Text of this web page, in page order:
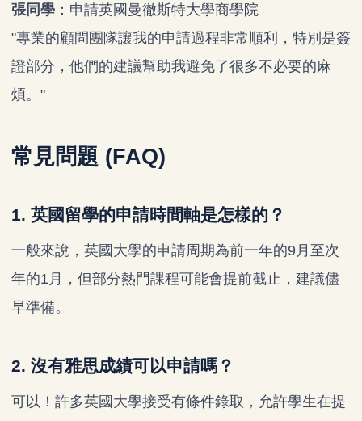
張同學 ：申請英國曼徹斯特大學商學院
"專業的顧問團隊讓我的申請過程非常順利，特別是簽
證部分，他們的建議幫助我避免了很多不必要的麻
煩。"
常見問題 (FAQ)
1. 英國留學的申請時間軸是怎樣的？
一般來說，英國大學的申請周期為前一年的9月至次
年的1月，但部分熱門課程可能會提前截止，建議儘
早準備。
2. 沒有雅思成績可以申請嗎？
可以！許多英國大學接受有條件錄取，允許學生在提